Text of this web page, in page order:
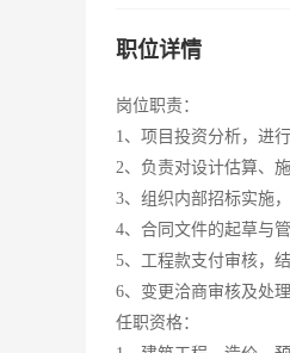
职位详情
岗位职责：
1、项目投资分析，进
2、负责对设计估算、
3、组织内部招标实施
4、合同文件的起草与
5、工程款支付审核，
6、变更洽商审核及处理
任职资格：